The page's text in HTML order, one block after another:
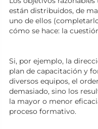
están distribuidos, de
uno de ellos
cómo se hace: la
Si, por ejemplo, la
plan de capacitación y
diversos equipos, el
demasiado, sino los
la mayor o menor
proceso formativo.